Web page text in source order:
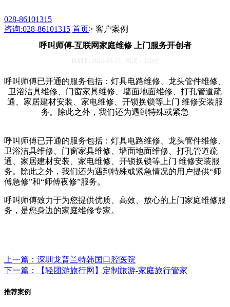
028-86101315
咨询:028-86101315 首页> 客户案例
呼叫师傅-互联网家庭维修 上门服务开创者
DATE: 2016-05-13 120
呼叫师傅已开通的服务包括：灯具电路维修、龙头管件维修、
卫浴洁具维修、门窗家具维修、墙面地面维修、打孔管道疏
通、家居建材安装、家电维修、开锁换锁等上门 维修安装服
务。除此之外，我们还为遇到特殊或紧急
呼叫师傅已开通的服务包括：灯具电路维修、龙头管件维修、
卫浴洁具维修、门窗家具维修、墙面地面维修、打孔管道疏
通、家居建材安装、家电维修、开锁换锁等上门 维修安装服
务。除此之外，我们还为遇到特殊或紧急情况的用户提供“师
傅急修”和“师傅夜修”服务。
呼叫师傅致力于为您提供优质、高效、放心的上门家庭维修服
务，是您身边的家庭维修专家。
上一篇：深圳龙普兰特韩国口腔医院
下一篇：【轻团游旅行网】定制旅游-家庭旅行管家
推荐案例